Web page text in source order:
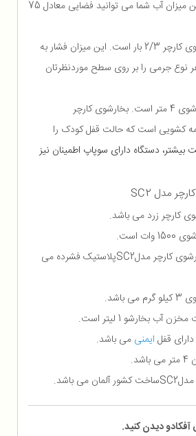
برابر با 1 لیتر است. با این میزان آب شما می توانید فضایی معادل 75
میزان فشار بخار بخارشوی کارچر 2/3 بار است. این میزان فشار به
جرمی را بر روی سطح موردنظرتان
طول کابل برق این بخارشوی 4 متر است. بخارشوی کارچر
کشویی است که حالت قفل کودک را
بیشتر، دستگاه دارای سوپاپ اطمینان نیز
مدل SC2
کارچر زرد می باشد.
است.
کارچر مدلSC2پلاستیک فشرده می
بخارشو 1 لیتر است.
قفل ایمنی می باشد.
مدلSC2ساخت کشور آلمان می باشد.
دیدن کنید.